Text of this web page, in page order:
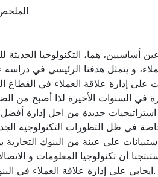
هما، التكنولوجيا الحديثة
و يتمثل هدفنا الرئيسي في دراسة
على إدارة علاقة العملاء في القطاع
في السنوات الأخيرة لذا أصبح من
جديدة من اجل إدارة أفضل
في ظل التطورات التكنولوجية
على عينة من البنوك التجارية
أن تكنولوجيا المعلومات و
ايجابي على إدارة علاقة العملاء في